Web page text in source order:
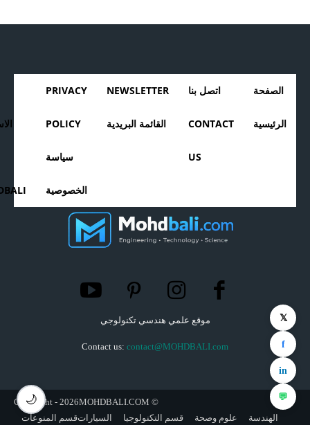
الصفحة
الرئيسية
اتصل بنا
CONTACT
US
NEWSLETTER
القائمة البريدية
PRIVACY
POLICY
سياسة
الخصوصية
موقع علمي هندسي تكنولوجي
Contact us: contact@MOHDBALI.com
© Copyright - 2026MOHDBALI.COM
الهندسة
علوم وصحة قسم التكنولوجيا السياراتقسم المنوعات
🌙
𝕏
f
in
💬